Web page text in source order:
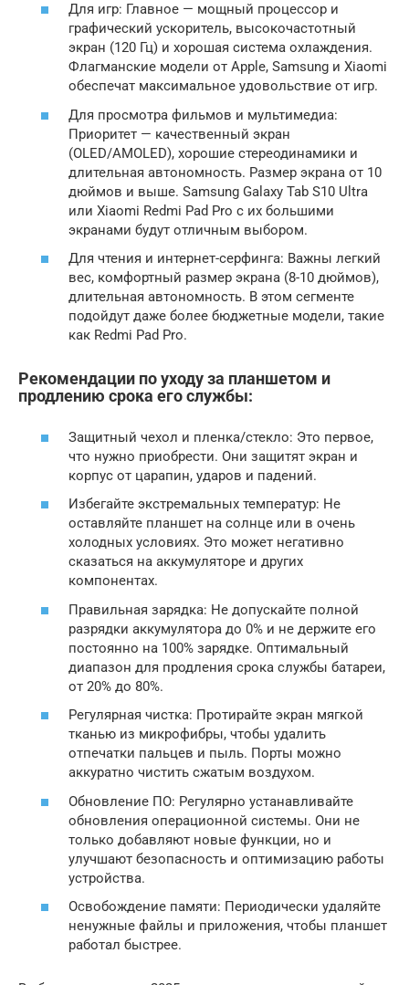
Для игр: Главное — мощный процессор и
графический ускоритель, высокочастотный
экран (120 Гц) и хорошая система охлаждения.
Флагманские модели от Apple, Samsung и Xiaomi
обеспечат максимальное удовольствие от игр.
Для просмотра фильмов и мультимедиа:
Приоритет — качественный экран
(OLED/AMOLED), хорошие стереодинамики и
длительная автономность. Размер экрана от 10
дюймов и выше. Samsung Galaxy Tab S10 Ultra
или Xiaomi Redmi Pad Pro с их большими
экранами будут отличным выбором.
Для чтения и интернет-серфинга: Важны легкий
вес, комфортный размер экрана (8-10 дюймов),
длительная автономность. В этом сегменте
подойдут даже более бюджетные модели, такие
как Redmi Pad Pro.
Рекомендации по уходу за планшетом и
продлению срока его службы:
Защитный чехол и пленка/стекло: Это первое,
что нужно приобрести. Они защитят экран и
корпус от царапин, ударов и падений.
Избегайте экстремальных температур: Не
оставляйте планшет на солнце или в очень
холодных условиях. Это может негативно
сказаться на аккумуляторе и других
компонентах.
Правильная зарядка: Не допускайте полной
разрядки аккумулятора до 0% и не держите его
постоянно на 100% зарядке. Оптимальный
диапазон для продления срока службы батареи,
от 20% до 80%.
Регулярная чистка: Протирайте экран мягкой
тканью из микрофибры, чтобы удалить
отпечатки пальцев и пыль. Порты можно
аккуратно чистить сжатым воздухом.
Обновление ПО: Регулярно устанавливайте
обновления операционной системы. Они не
только добавляют новые функции, но и
улучшают безопасность и оптимизацию работы
устройства.
Освобождение памяти: Периодически удаляйте
ненужные файлы и приложения, чтобы планшет
работал быстрее.